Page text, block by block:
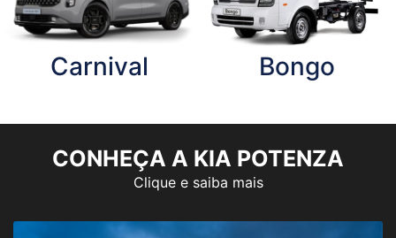
Carnival Bongo
CONHEÇA A KIA POTENZA
Clique e saiba mais